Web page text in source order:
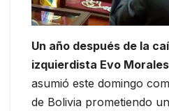
Un año después de la
izquierdista Evo
asumió este domingo
de Bolivia prometiendo